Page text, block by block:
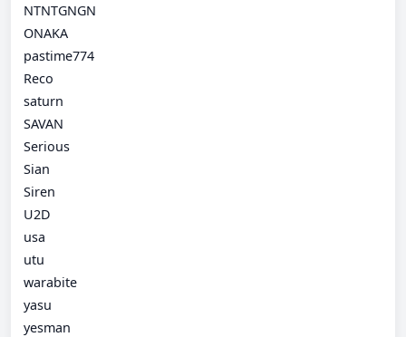
NTNTGNGN
ONAKA
pastime774
Reco
saturn
SAVAN
Serious
Sian
Siren
U2D
usa
utu
warabite
yasu
yesman